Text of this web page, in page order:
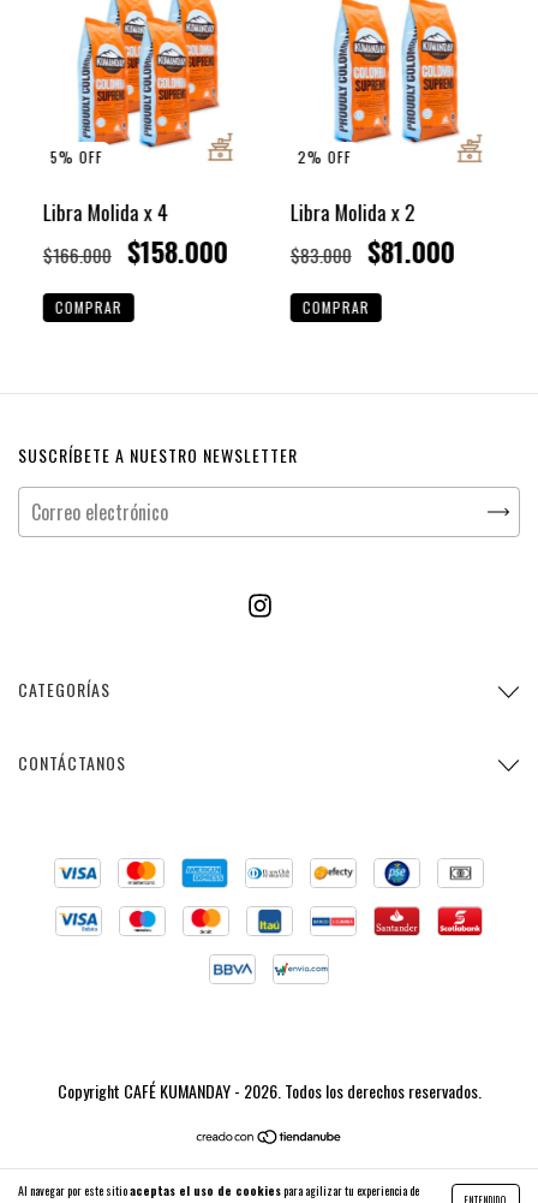
Al navegar por este sitioaceptas el uso de cookiespara agilizar tu experiencia de
ENTENDIDO
5% OFF
Libra Molida x 4
$166.000 $158.000
2% OFF
Libra Molida x 2
$83.000 $81.000
SUSCRÍBETE A NUESTRO NEWSLETTER
CATEGORÍAS
CONTÁCTANOS
Copyright CAFÉ KUMANDAY - 2026. Todos los derechos reservados.